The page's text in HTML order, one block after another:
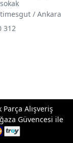
/ Ankara
312
Alışveriş
Güvencesi ile